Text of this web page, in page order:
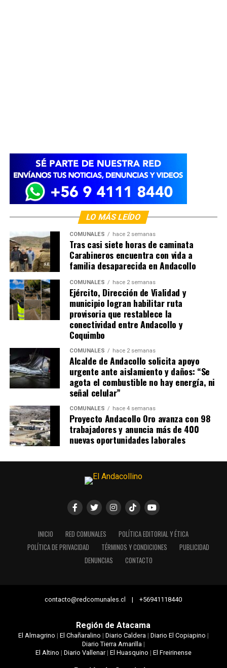
LO MÁS LEÍDO
COMUNALES hace 2 semanas
Tras casi siete horas de caminata
Carabineros encuentra con vida a
familia desaparecida en Andacollo
COMUNALES hace 2 semanas
Ejército, Dirección de Vialidad y
municipio logran habilitar ruta
provisoria que restablece la
conectividad entre Andacollo y
Coquimbo
COMUNALES hace 2 semanas
Alcalde de Andacollo solicita apoyo
urgente ante aislamiento y daños: “Se
agota el combustible no hay energía, ni
señal celular”
COMUNALES hace 4 semanas
Proyecto Andacollo Oro avanza con 98
trabajadores y anuncia más de 400
nuevas oportunidades laborales
INICIO RED COMUNALES
POLÍTICA EDITORIAL Y ÉTICA
POLÍTICA DE PRIVACIDAD
TÉRMINOS Y CONDICIONES
PUBLICIDAD
DENUNCIAS
CONTACTO
contacto@redcomunales.cl | +56941118440
Región de Atacama
El Almagrino | El Chañaralino | Diario Caldera | Diario El Copiapino |
Diario Tierra Amarilla |
El Altino | Diario Vallenar| El Huasquino | El Freirinense